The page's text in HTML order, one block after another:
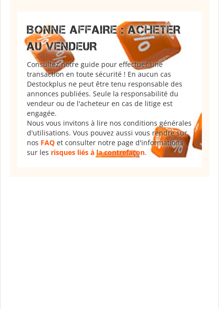
BONNE AFFAIRE : ACHETER
AU VENDEUR
Consultez notre guide pour effectuer une
transaction en toute sécurité ! En aucun cas
Destockplus ne peut être tenu responsable des
annonces publiées. Seule la responsabilité du
vendeur ou de l'acheteur en cas de litige est
engagée.
Nous vous invitons à lire nos conditions générales
d'utilisations. Vous pouvez aussi vous rendre sur
nos FAQ et consulter notre page d'informations
sur les risques liés à la contrefaçon.